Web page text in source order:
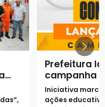
Prefeitura
campanha
Amarelo"
Iniciativa marca
ações